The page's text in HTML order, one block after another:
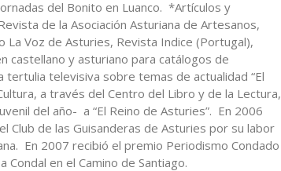
del Bonito en Luanco. *Artículos y
de la Asociación Asturiana de Artesanos,
La Voz de Asturies, Revista Indice (Portugal),
castellano y asturiano para catálogos de
televisiva sobre temas de actualidad “El
a través del Centro del Libro y de la Lectura,
del año- a “El Reino de Asturies”. En 2006
Club de las Guisanderas de Asturies por su labor
En 2007 recibió el premio Periodismo Condado
en el Camino de Santiago.